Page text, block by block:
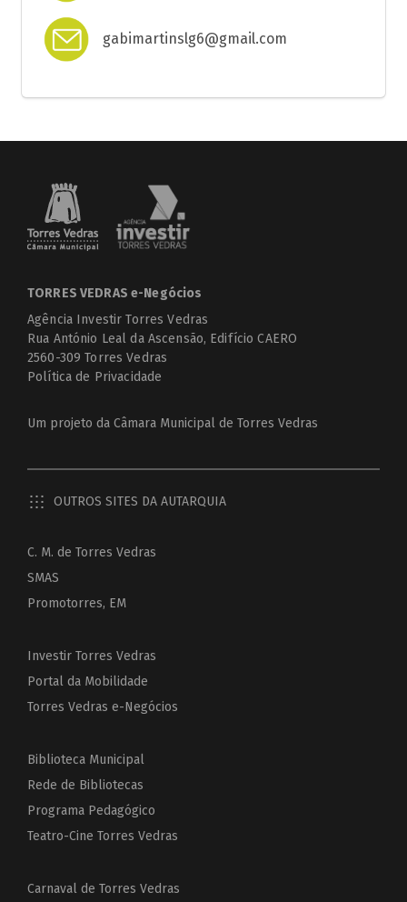
gabimartinslg6@gmail.com
TORRES VEDRAS e-Negócios
Agência Investir Torres Vedras
Rua António Leal da Ascensão, Edifício CAERO
2560-309 Torres Vedras
Política de Privacidade
Um projeto da Câmara Municipal de Torres Vedras
OUTROS SITES DA AUTARQUIA
C. M. de Torres Vedras
SMAS
Promotorres, EM
Investir Torres Vedras
Portal da Mobilidade
Torres Vedras e-Negócios
Biblioteca Municipal
Rede de Bibliotecas
Programa Pedagógico
Teatro-Cine Torres Vedras
Carnaval de Torres Vedras